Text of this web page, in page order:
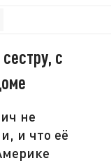
с
не
и что её